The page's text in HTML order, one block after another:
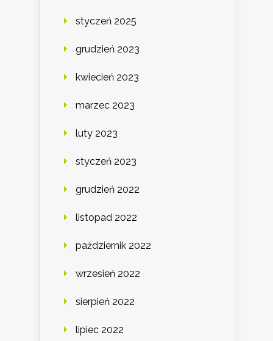
styczeń 2025
grudzień 2023
kwiecień 2023
marzec 2023
luty 2023
styczeń 2023
grudzień 2022
listopad 2022
październik 2022
wrzesień 2022
sierpień 2022
lipiec 2022